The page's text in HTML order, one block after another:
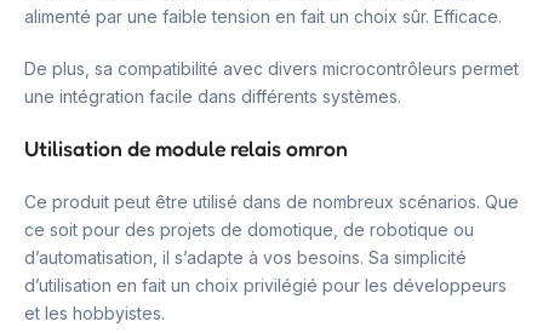
alimenté par une faible tension en fait un choix sûr. Efficace.
De plus, sa compatibilité avec divers microcontrôleurs permet
une intégration facile dans différents systèmes.
Utilisation de module relais omron
Ce produit peut être utilisé dans de nombreux scénarios. Que
ce soit pour des projets de domotique, de robotique ou
d’automatisation, il s’adapte à vos besoins. Sa simplicité
d’utilisation en fait un choix privilégié pour les développeurs
et les hobbyistes.